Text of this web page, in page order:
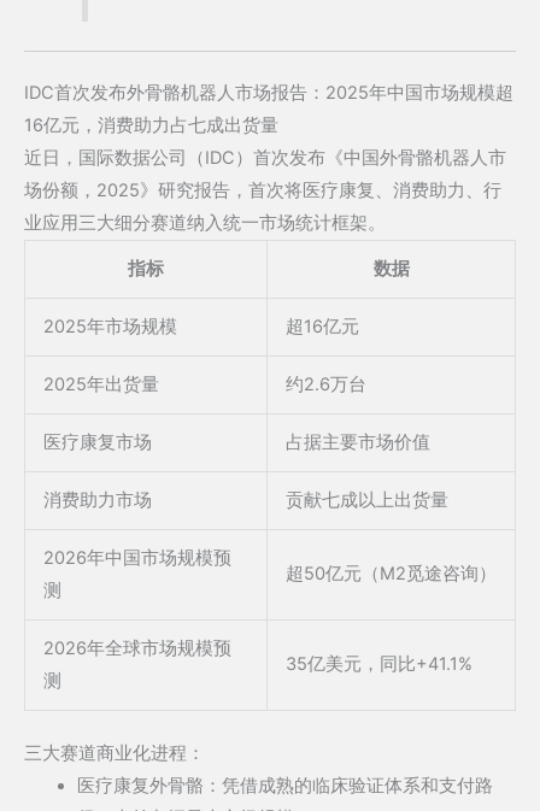
IDC首次发布外骨骼机器人市场报告：2025年中国市场规模超
16亿元，消费助力占七成出货量
近日，国际数据公司（IDC）首次发布《中国外骨骼机器人市
场份额，2025》研究报告，首次将医疗康复、消费助力、行
业应用三大细分赛道纳入统一市场统计框架。
指标 数据
2025年市场规模 超16亿元
2025年出货量 约2.6万台
医疗康复市场 占据主要市场价值
消费助力市场 贡献七成以上出货量
2026年中国市场规模预
测
超50亿元（M2觅途咨询）
2026年全球市场规模预
测
35亿美元，同比+41.1%
三大赛道商业化进程：
医疗康复外骨骼：凭借成熟的临床验证体系和支付路